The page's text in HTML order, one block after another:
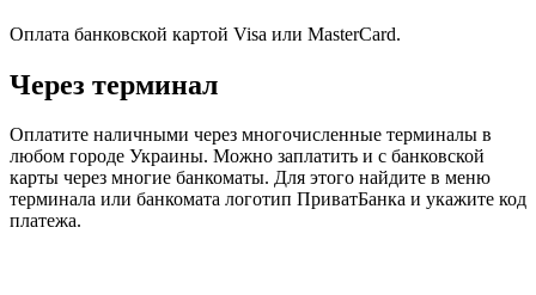
Оплата банковской картой Visa или MasterCard.
Через терминал
Оплатите наличными через многочисленные терминалы в
любом городе Украины. Можно заплатить и с банковской
карты через многие банкоматы. Для этого найдите в меню
терминала или банкомата логотип ПриватБанка и укажите код
платежа.